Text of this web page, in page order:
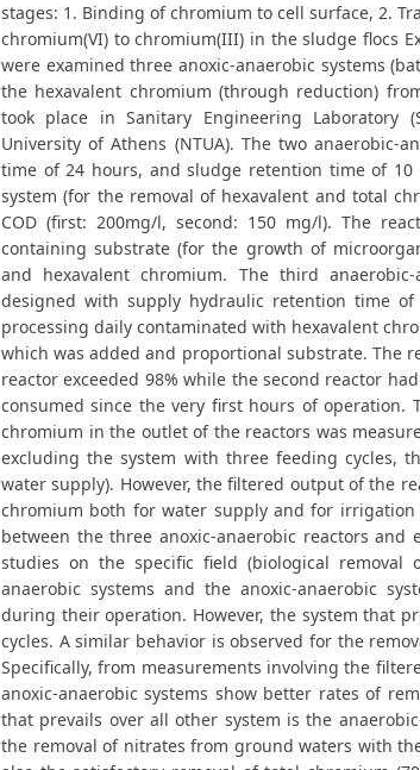
stages: 1. Binding of chromium to cell surface, 2.
chromium(VI) to chromium(III) in the sludge flocs
were examined three anoxic-anaerobic systems
the hexavalent chromium (through reduction)
took place in Sanitary Engineering Laboratory
University of Athens (NTUA). The two
time of 24 hours, and sludge retention time of
system (for the removal of hexavalent and total
COD (first: 200mg/l, second: 150 mg/l). The
containing substrate (for the growth of
and hexavalent chromium. The third
designed with supply hydraulic retention time
processing daily contaminated with hexavalent
which was added and proportional substrate. The
reactor exceeded 98% while the second reactor
consumed since the very first hours of
chromium in the outlet of the reactors was
excluding the system with three feeding cycles,
water supply). However, the filtered output of the
chromium both for water supply and for
between the three anoxic-anaerobic reactors
studies on the specific field (biological
anaerobic systems and the anoxic-anaerobic
during their operation. However, the system that
cycles. A similar behavior is observed for the
Specifically, from measurements involving the
anoxic-anaerobic systems show better rates of
that prevails over all other system is the
the removal of nitrates from ground waters with